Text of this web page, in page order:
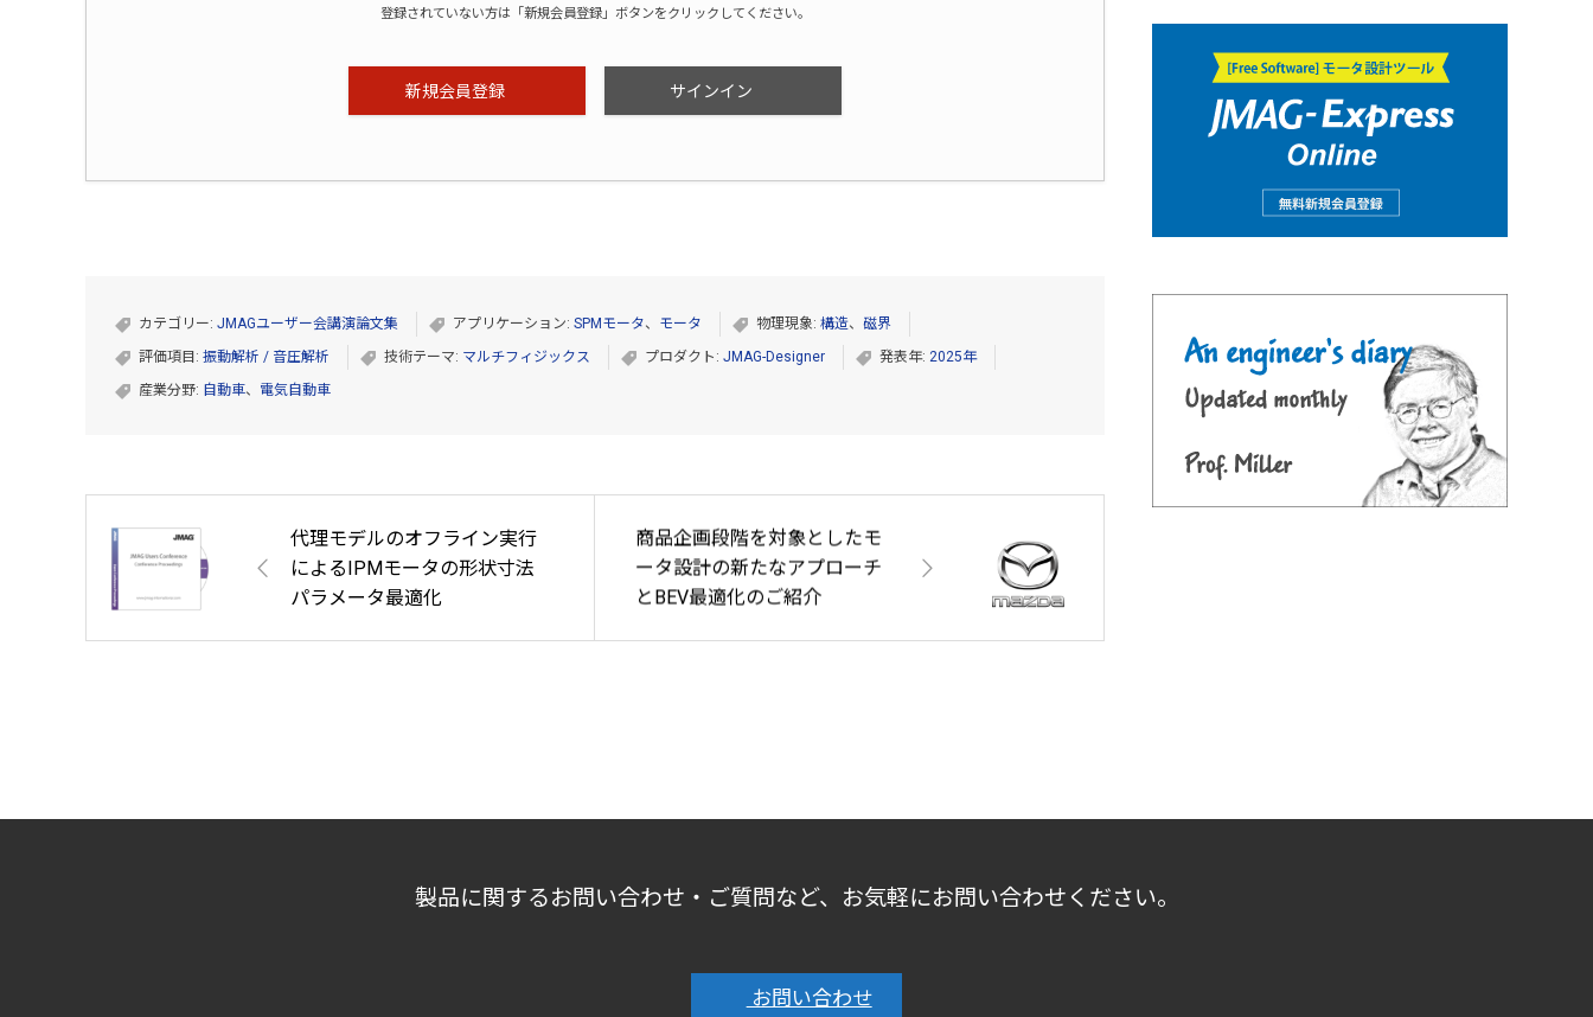
登録されていない方は「新規会員登録」ボタンをクリックしてください。
新規会員登録 サインイン
カテゴリー: JMAGユーザー会講演論文集 アプリケーション: SPMモータ、 モータ 物理現象: 構造、 磁界
評価項目: 振動解析 / 音圧解析 技術テーマ: マルチフィジックス プロダクト: JMAG-Designer 発表年: 2025年
産業分野: 自動車、 電気自動車
代理モデルのオフライン実行
によるIPMモータの形状寸法
パラメータ最適化
商品企画段階を対象としたモ
ータ設計の新たなアプローチ
とBEV最適化のご紹介
製品に関するお問い合わせ・ご質問など、お気軽にお問い合わせください。
お問い合わせ